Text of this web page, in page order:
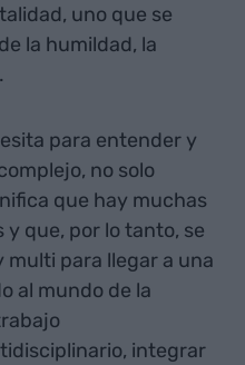
uno que se
la humildad, la
para entender y
no solo
que hay muchas
que, por lo tanto, se
para llegar a una
al mundo de la
integrar